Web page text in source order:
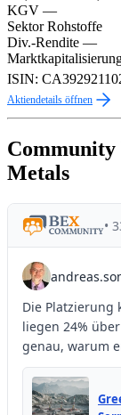
KGV —
Sektor Rohstoffe
Div.-Rendite —
ISIN:
Aktiendetails öffnen
Metals